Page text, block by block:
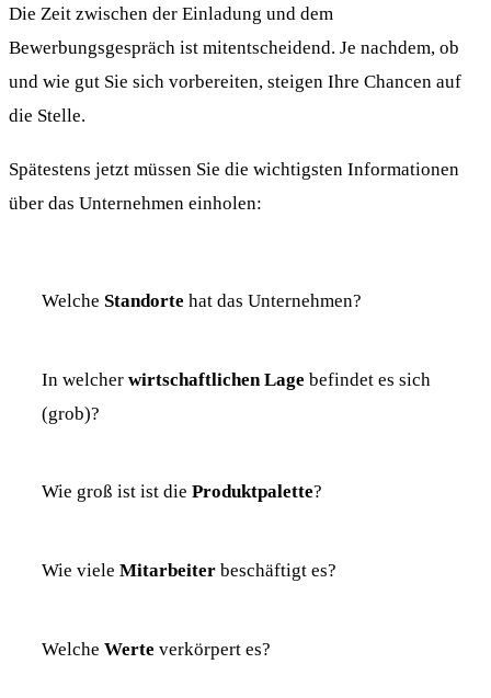
Die Zeit zwischen der Einladung und dem
Bewerbungsgespräch ist mitentscheidend. Je nachdem, ob
und wie gut Sie sich vorbereiten, steigen Ihre Chancen auf
die Stelle.
Spätestens jetzt müssen Sie die wichtigsten Informationen
über das Unternehmen einholen:
Welche Standorte hat das Unternehmen?
In welcher wirtschaftlichen Lage befindet es sich
(grob)?
Wie groß ist ist die Produktpalette?
Wie viele Mitarbeiterbeschäftigt es?
Welche Werte verkörpert es?